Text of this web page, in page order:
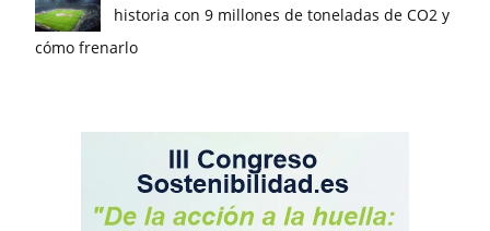
historia con 9 millones de toneladas de CO2 y
cómo frenarlo